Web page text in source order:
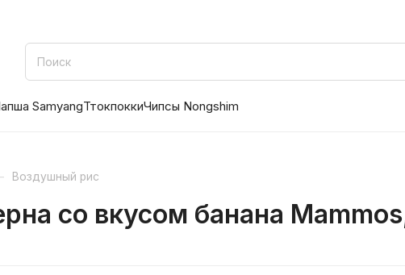
SamyangТтокпоккиЧипсы Nongshim
Воздушный рис
со вкусом банана